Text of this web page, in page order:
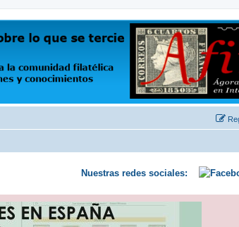
exprese libremente sus opiniones y conocimientos
Nuestras redes sociales: